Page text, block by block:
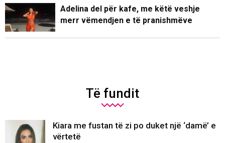
Adelina del për kafe, me këtë veshje
merr vëmendjen e të pranishmëve
Të fundit
Kiara me fustan të zi po duket një ‘damë’ e
vërtetë